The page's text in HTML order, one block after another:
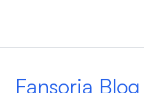
Fansoria Blog